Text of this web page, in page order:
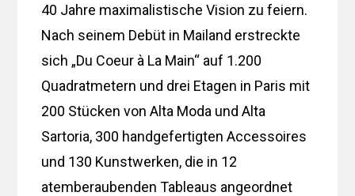
40 Jahre maximalistische Vision zu feiern.
Nach seinem Debüt in Mailand erstreckte
sich „Du Coeur à La Main“ auf 1.200
Quadratmetern und drei Etagen in Paris mit
200 Stücken von Alta Moda und Alta
Sartoria, 300 handgefertigten Accessoires
und 130 Kunstwerken, die in 12
atemberaubenden Tableaus angeordnet